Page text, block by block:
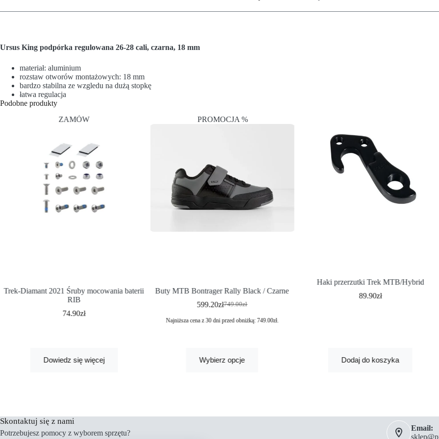
Ursus King podpórka regulowana 26-28 cali, czarna, 18 mm
materiał: aluminium
rozstaw otworów montażowych: 18 mm
bardzo stabilna ze wzgledu na dużą stopkę
łatwa regulacja
Podobne produkty
ZAMÓW
Trek-Diamant 2021 Śruby mocowania baterii
RIB
74.90zł
Dowiedz się więcej
PROMOCJA %
Buty MTB Bontrager Rally Black / Czarne
749.00zł
599.20zł
Najniższa cena z 30 dni przed obniżką: 749.00zł.
Wybierz opcje
Haki przerzutki Trek MTB/Hybrid
89.90zł
Dodaj do koszyka
Skontaktuj się z nami
Potrzebujesz pomocy z wyborem sprzętu?
Email: